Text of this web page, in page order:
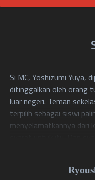
Si MC, Yoshizumi Yuya,
ditinggalkan oleh orang
luar negeri. Teman
terpilih sebagai siswi
menyelamatkannya dari
imbalan untuk
Sebagaiimbalan atas